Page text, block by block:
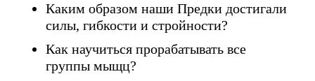
Каким образом наши Предки достигали
силы, гибкости и стройности?
Как научиться прорабатывать все
группы мыщц?